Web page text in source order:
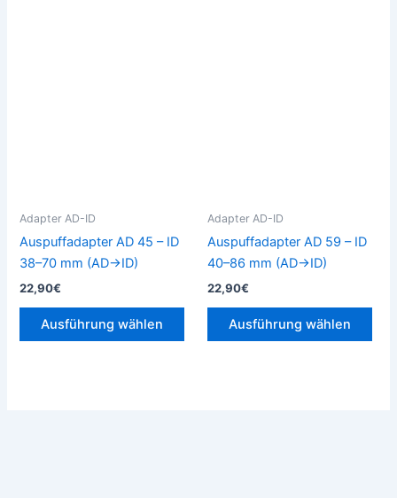
Adapter AD-ID
Auspuffadapter AD 45 – ID
38–70 mm (AD→ID)
22,90€
Ausführung wählen
können
gewählt
Adapter AD-ID
Auspuffadapter AD 59 – ID
40–86 mm (AD→ID)
22,90€
Ausführung wählen